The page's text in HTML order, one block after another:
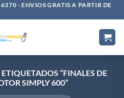
- ENVIOS GRATIS A PARTIR DE
“FINALES DE
SIMPLY 600”